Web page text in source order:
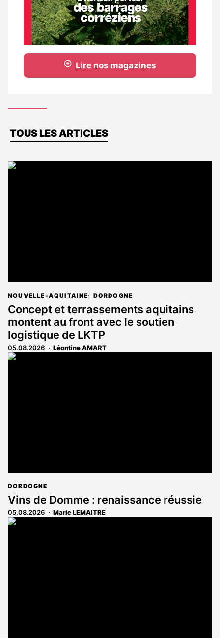
Lire nos magazines
Dernières
TOUS LES ARTICLES
NOUVELLE-AQUITAINE DORDOGNE
Concept et terrassements aquitains
montent au front avec le soutien
logistique de LKTP
05.08.2026 Léontine AMART
DORDOGNE
Vins de Domme : renaissance réussie
05.08.2026 Marie LEMAITRE